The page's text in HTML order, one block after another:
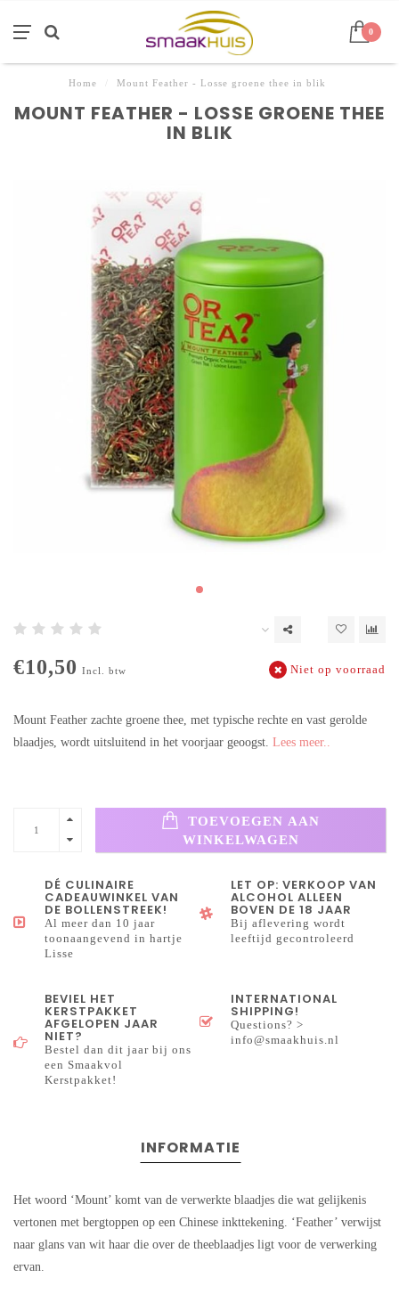
0
Home Mount Feather - Losse groene thee in blik
MOUNT FEATHER - LOSSE GROENE THEE
IN BLIK
€10,50 Incl. btw Niet op voorraad
Mount Feather zachte groene thee, met typische rechte en vast gerolde
blaadjes, wordt uitsluitend in het voorjaar geoogst. Lees meer..
TOEVOEGEN AAN
WINKELWAGEN
DÉ CULINAIRE
CADEAUWINKEL VAN
DE BOLLENSTREEK!
Al meer dan 10 jaar
toonaangevend in hartje
Lisse
LET OP: VERKOOP VAN
ALCOHOL ALLEEN
BOVEN DE 18 JAAR
Bij aflevering wordt
leeftijd gecontroleerd
BEVIEL HET
KERSTPAKKET
AFGELOPEN JAAR
NIET?
Bestel dan dit jaar bij ons
een Smaakvol
Kerstpakket!
INTERNATIONAL
SHIPPING!
Questions? >
info@smaakhuis.nl
INFORMATIE
Het woord ‘Mount’ komt van de verwerkte blaadjes die wat gelijkenis
vertonen met bergtoppen op een Chinese inkttekening. ‘Feather’ verwijst
naar glans van wit haar die over de theeblaadjes ligt voor de verwerking
ervan.